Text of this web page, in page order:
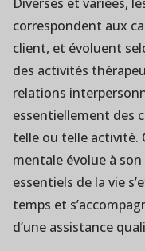
correspondent aux
client, et évoluent
des activités
relations
essentiellement des
telle ou telle activité.
mentale évolue à
essentiels de la vie
temps et
d’une assistance